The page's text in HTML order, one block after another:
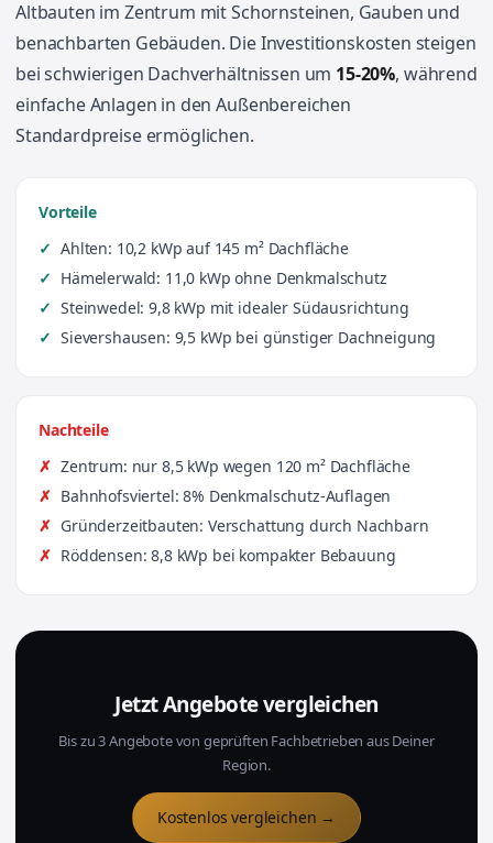
Altbauten im Zentrum mit Schornsteinen, Gauben und
benachbarten Gebäuden. Die Investitionskosten steigen
bei schwierigen Dachverhältnissen um 15-20%, während
einfache Anlagen in den Außenbereichen
Standardpreise ermöglichen.
Vorteile
Ahlten: 10,2 kWp auf 145 m² Dachfläche
Hämelerwald: 11,0 kWp ohne Denkmalschutz
Steinwedel: 9,8 kWp mit idealer Südausrichtung
Sievershausen: 9,5 kWp bei günstiger Dachneigung
Nachteile
Zentrum: nur 8,5 kWp wegen 120 m² Dachfläche
Bahnhofsviertel: 8% Denkmalschutz-Auflagen
Gründerzeitbauten: Verschattung durch Nachbarn
Röddensen: 8,8 kWp bei kompakter Bebauung
Jetzt Angebote vergleichen
Bis zu 3 Angebote von geprüften Fachbetrieben aus Deiner
Region.
Kostenlos vergleichen →